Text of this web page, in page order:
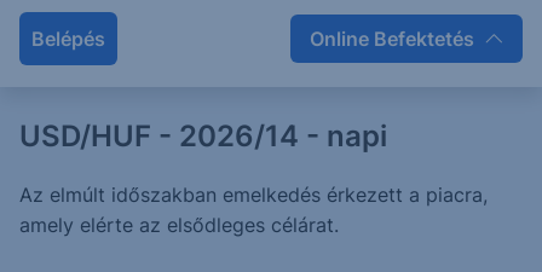
Belépés Online Befektetés
2026. február 24.
USD/HUF - 2026/14 - napi
Az elmúlt időszakban emelkedés érkezett a piacra,
amely elérte az elsődleges célárat.